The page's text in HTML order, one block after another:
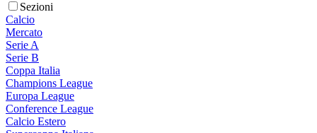
Sezioni
Calcio
Mercato
Serie A
Serie B
Coppa Italia
Champions League
Europa League
Conference League
Calcio Estero